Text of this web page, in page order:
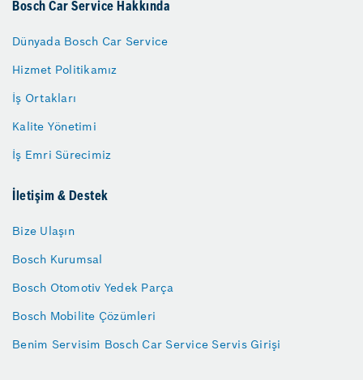
Bosch Car Service Hakkında
Dünyada Bosch Car Service
Hizmet Politikamız
İş Ortakları
Kalite Yönetimi
İş Emri Sürecimiz
İletişim & Destek
Bize Ulaşın
Bosch Kurumsal
Bosch Otomotiv Yedek Parça
Bosch Mobilite Çözümleri
Benim Servisim Bosch Car Service Servis Girişi